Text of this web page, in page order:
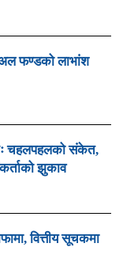
फण्डको लाभांश
चहलपहलको संकेत,
झुकाव
वित्तीय सूचकमा